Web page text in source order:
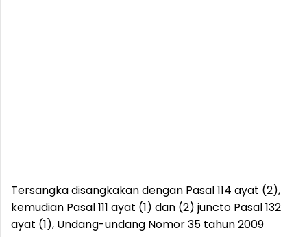
Tersangka disangkakan dengan Pasal 114 ayat (2),
kemudian Pasal 111 ayat (1) dan (2) juncto Pasal 132
ayat (1), Undang-undang Nomor 35 tahun 2009